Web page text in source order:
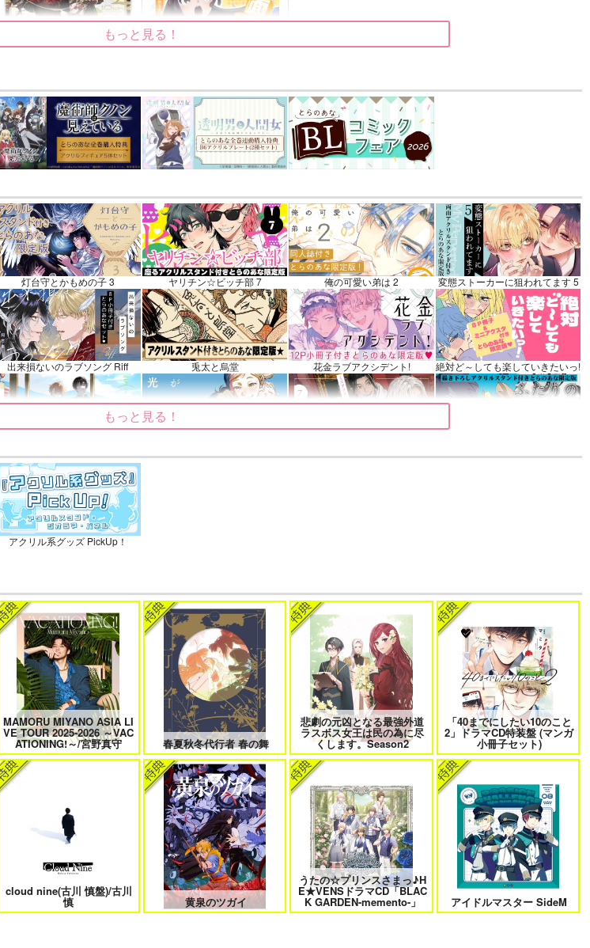
双駆（特装版）
専売 7,857円（税込）
刀剣乱舞
大典太光世
ソハヤノツルキ
サンプル カート
正面切ってかかってこい！
専売 787円（税込）
落第忍者乱太郎
鉢屋三郎×尾浜勘右衛門
サンプル カート
もっと見る！
灯台守とかもめの子 3 ヤリチン☆ビッチ部 7 俺の可愛い弟は 2 変態ストーカーに狙われてます 5
出来損ないのラブソング Riff 兎太と烏堂 花金ラブアクシデント! 絶対ど～しても楽していきたいっ!
体感予報 2
やらしく躾けて愛してあげる－
Dom／Subユニバース－２
最狂ヤンキーが僕だけに夢中な
件！？
なんかもうあーあって感じ。2 特
装版
僕の愛しいよなさん
好きとおかえり 25時、赤坂で 6 クールぶり男子と激重男子 1 恋のふりして君を呼ぶ
平野と鍵浦 7 せんせいの金曜日 そんなに言うなら抱いてやる ファミレス行こ。 下
夫を味方にする方法 5 甘くて熱くて息もできない 4
北山くんと南谷くん －お付き合い
1年目－&西湖くんと東川くん 1
ふたりよがりなメルティチャーム
1
もっと見る！
アクリル系グッズ PickUp！
MAMORU MIYANO ASIA LI
VE TOUR 2025-2026 ～VAC
ATIONING!～/宮野真守 春夏秋冬代行者 春の舞
悲劇の元凶となる最強外道
ラスボス女王は民の為に尽
くします。Season2
「40までにしたい10のこと
2」ドラマCD特装盤 (マンガ
小冊子セット)
cloud nine(古川 慎盤)/古川
慎 黄泉のツガイ
うたの☆プリンスさまっ♪H
E★VENSドラマCD「BLAC
K GARDEN-memento-」 アイドルマスター SideM